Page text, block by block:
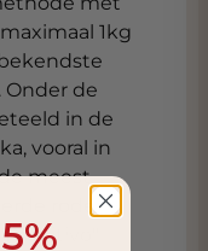
1kg
Onder de
in de
vooral in
meest
rode
5%